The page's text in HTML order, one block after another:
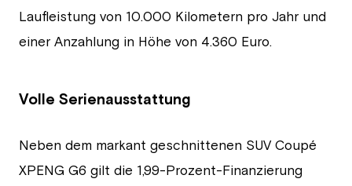
Laufleistung von 10.000 Kilometern pro Jahr und
einer Anzahlung in Höhe von 4.360 Euro.
Volle Serienausstattung
Neben dem markant geschnittenen SUV Coupé
XPENG G6 gilt die 1,99-Prozent-Finanzierung